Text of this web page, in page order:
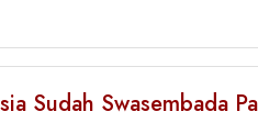
Sudah Swasembada